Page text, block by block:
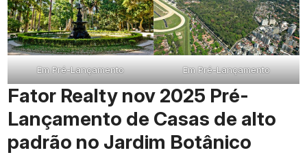
Em Pré-Lançamento Em Pré-Lançamento
Fator Realty nov 2025 Pré-
Lançamento de Casas de alto
padrão no Jardim Botânico